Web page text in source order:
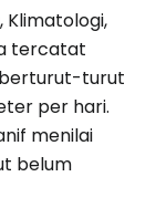
Klimatologi,
tercatat
turut
per hari.
menilai
belum